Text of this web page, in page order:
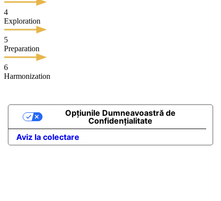
4
Exploration
5
Preparation
6
Harmonization
Aviz la colectare
Opțiunile Dumneavoastră de
Confidențialitate